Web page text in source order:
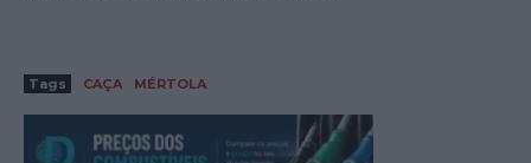
Tags CAÇA MÉRTOLA